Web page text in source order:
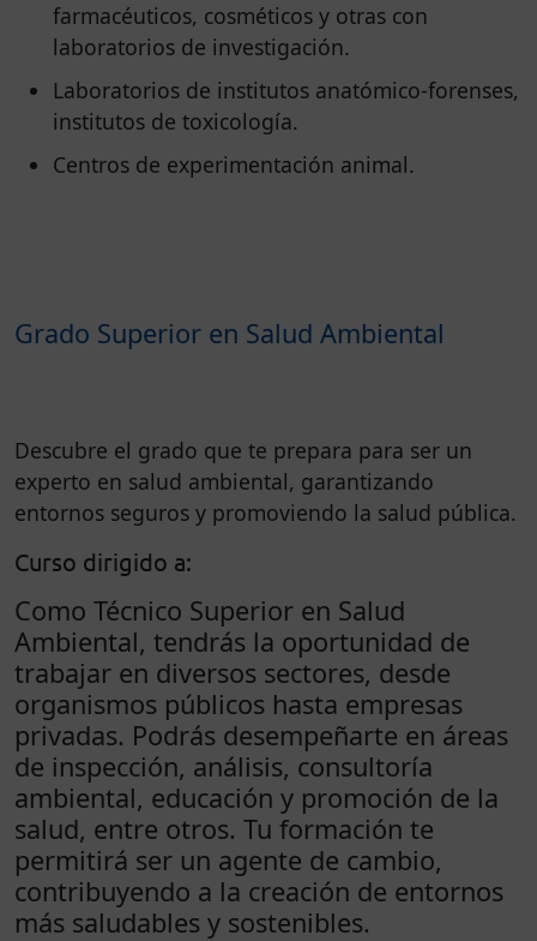
farmacéuticos, cosméticos y otras con
laboratorios de investigación.
Laboratorios de institutos anatómico-forenses,
institutos de toxicología.
Centros de experimentación animal.
Grado Superior en Salud Ambiental
Descubre el grado que te prepara para ser un
experto en salud ambiental, garantizando
entornos seguros y promoviendo la salud pública.
Curso dirigido a:
Como Técnico Superior en Salud
Ambiental, tendrás la oportunidad de
trabajar en diversos sectores, desde
organismos públicos hasta empresas
privadas. Podrás desempeñarte en áreas
de inspección, análisis, consultoría
ambiental, educación y promoción de la
salud, entre otros. Tu formación te
permitirá ser un agente de cambio,
contribuyendo a la creación de entornos
más saludables y sostenibles.